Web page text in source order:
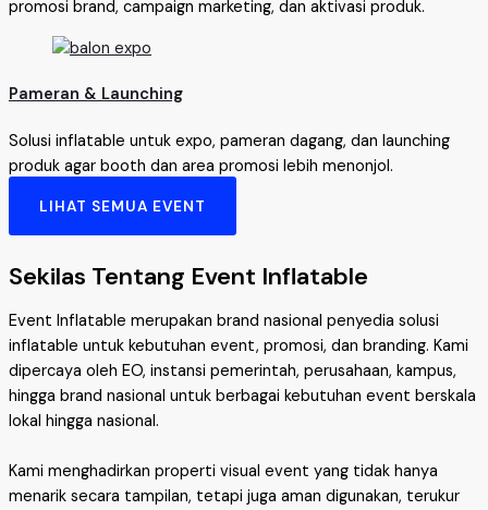
promosi brand, campaign marketing, dan aktivasi produk.
Pameran & Launching
Solusi inflatable untuk expo, pameran dagang, dan launching
produk agar booth dan area promosi lebih menonjol.
LIHAT SEMUA EVENT
Sekilas Tentang Event Inflatable
Event Inflatable merupakan brand nasional penyedia solusi
inflatable untuk kebutuhan event, promosi, dan branding. Kami
dipercaya oleh EO, instansi pemerintah, perusahaan, kampus,
hingga brand nasional untuk berbagai kebutuhan event berskala
lokal hingga nasional.
Kami menghadirkan properti visual event yang tidak hanya
menarik secara tampilan, tetapi juga aman digunakan, terukur